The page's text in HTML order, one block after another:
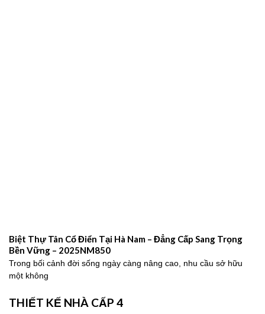
Biệt Thự Tân Cổ Điển Tại Hà Nam – Đẳng Cấp Sang Trọng
Bền Vững – 2025NM850
Trong bối cảnh đời sống ngày càng nâng cao, nhu cầu sở hữu
một không
THIẾT KẾ NHÀ CẤP 4